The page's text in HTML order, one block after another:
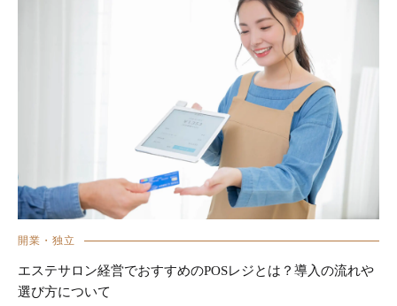
開業・独立
エステサロン経営でおすすめのPOSレジとは？導入の流れや
選び方について